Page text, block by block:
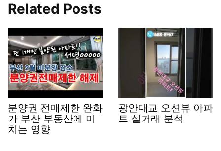
Related Posts
분양권 전매제한 완화
가 부산 부동산에 미
치는 영향
광안대교 오션뷰 아파
트 실거래 분석